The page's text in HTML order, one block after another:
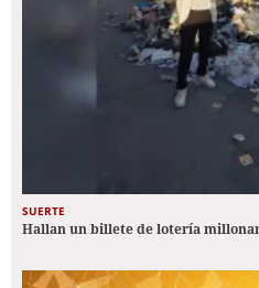
SUERTE
Hallan un billete de lotería